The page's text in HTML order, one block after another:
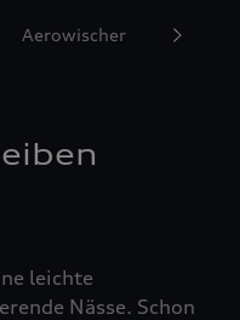
Aerowischer
leichte
Nässe. Schon